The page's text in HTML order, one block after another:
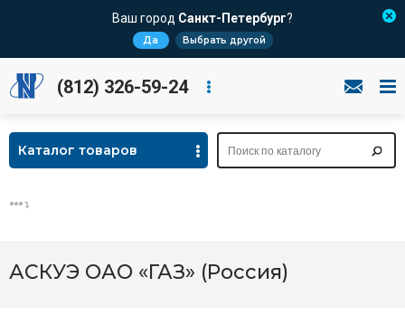
Ваш город Санкт-Петербург?
Да Выбрать другой
(812) 326-59-24
Каталог товаров
АСКУЭ ОАО «ГАЗ» (Россия)